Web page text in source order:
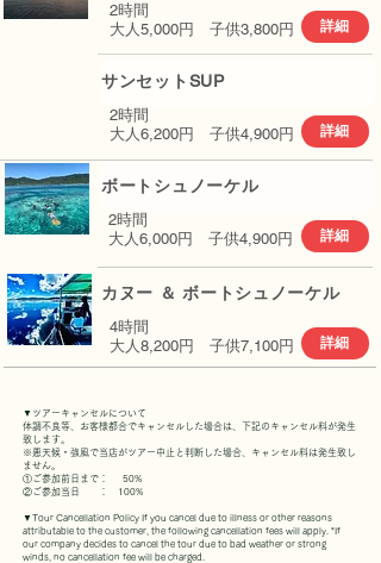
​2時間
​大人5,000円 子供3,800円
詳細
サンセットSUP
​2時間
​大人6,200円 子供4,900円
詳細
ボートシュノーケル
​2時間
​大人6,000円 子供4,900円
詳細
カヌー ＆ ボートシュノーケル
​4時間
​大人8,200円 子供7,100円
詳細
▼ツアーキャンセルについて
体調不良等、お客様都合でキャンセルした場合は、下記のキャンセル料が発生
致します。
※悪天候・強風で当店がツアー中止と判断した場合、キャンセル料は発生致し
ません。
①ご参加前日まで： 50%
②ご参加当日 ： 100%
▼Tour Cancellation Policy If you cancel due to illness or other reasons
attributable to the customer, the following cancellation fees will apply. *If
our company decides to cancel the tour due to bad weather or strong
winds, no cancellation fee will be charged.